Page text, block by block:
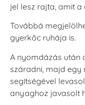
jel lesz rajta, amit
Továbbá
gyerkőc ruhája is.
A nyomdázás után
száradni, majd egy
segítségével
anyaghoz javasolt